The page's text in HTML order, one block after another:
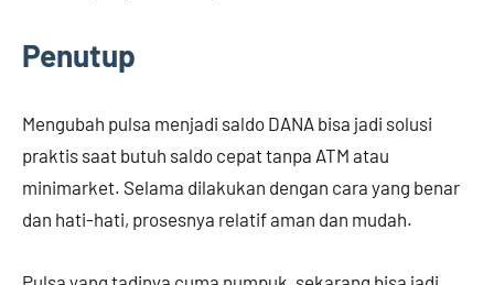
Penutup
Mengubah pulsa menjadi saldo DANA bisa jadi solusi
praktis saat butuh saldo cepat tanpa ATM atau
minimarket. Selama dilakukan dengan cara yang benar
dan hati-hati, prosesnya relatif aman dan mudah.